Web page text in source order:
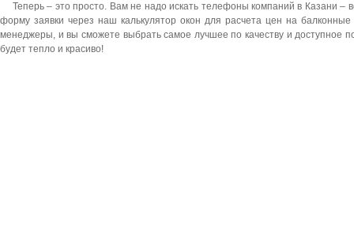
Теперь – это просто. Вам не надо искать телефоны компаний в Казани
форму заявки через наш калькулятор окон для расчета цен на
менеджеры, и вы сможете выбрать самое лучшее по качеству и доступное
будет тепло и красиво!